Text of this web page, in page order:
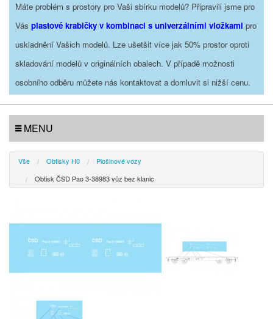
Máte problém s prostory pro Vaši sbírku modelů? Připravili jsme pro
Vás plastové krabičky v kombinaci s univerzálními vložkami pro
uskladnění Vašich modelů. Lze ušetšit více jak 50% prostor oproti
skladování modelů v originálních obalech. V případě možnosti
osobního odběru můžete nás kontaktovat a domluvit si nižší cenu.
MENU
Vše Obtisky H0
Plošinové vozy
Obtisk ČSD Pao 3-38983 vůz bez klanic